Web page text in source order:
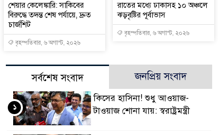
শেয়ার কেলেঙ্কারি: সাকিবের
বিরুদ্ধে তদন্ত শেষ পর্যায়ে, দ্রুত
চার্জশিট
বৃহস্পতিবার, ৬ অগাস্ট, ২০২৬
রাতের মধ্যে ঢাকাসহ ১০ অঞ্চলে
ঝড়বৃষ্টির পূর্বাভাস
বৃহস্পতিবার, ৬ অগাস্ট, ২০২৬
সর্বশেষ সংবাদ জনপ্রিয় সংবাদ
কিসের হাসিনা! শুধু আওয়াজ-
টাওয়াজ শোনা যায়: স্বরাষ্ট্রমন্ত্রী
১